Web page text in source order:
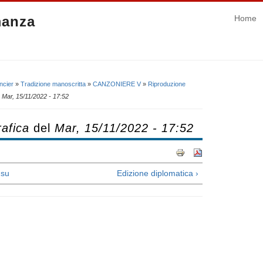
Home
» Tradizione manoscritta » CANZONIERE V » Riproduzione
Mar, 15/11/2022 - 17:52
del Mar, 15/11/2022 - 17:52
su Edizione diplomatica ›